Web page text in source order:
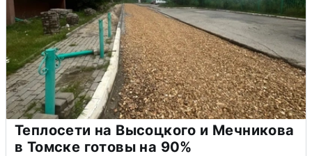
Теплосети на Высоцкого и Мечникова
в Томске готовы на 90%